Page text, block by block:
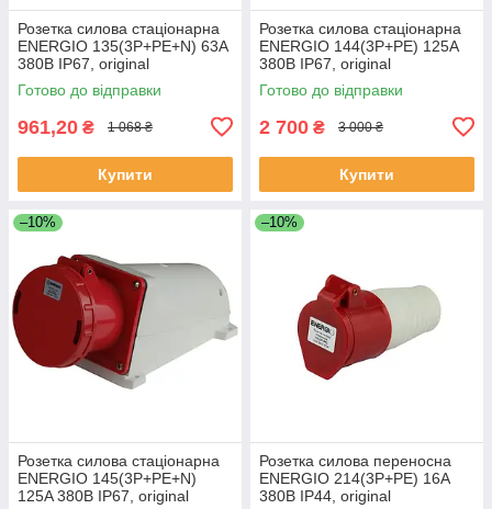
Розетка силова стаціонарна
ENERGIO 135(3P+PE+N) 63A
380В IP67, original
Готово до відправки
961,20 ₴ 1 068 ₴
Купити
Розетка силова стаціонарна
ENERGIO 144(3P+PE) 125A
380В IP67, original
Готово до відправки
2 700 ₴ 3 000 ₴
Купити
–10%
Розетка силова стаціонарна
ENERGIO 145(3P+PE+N)
125A 380В IP67, original
–10%
Розетка силова переносна
ENERGIO 214(3P+PE) 16A
380В IP44, original